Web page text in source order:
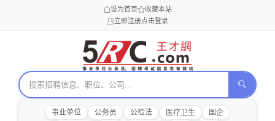
设为首页
收藏本站
立即注册点击登录
事业单位 公务员 公检法 医疗卫生
国企